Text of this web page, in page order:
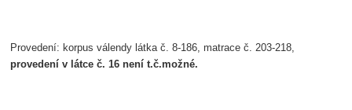
Provedení: korpus válendy látka č. 8-186, matrace č. 203-218,
provedení v látce č. 16 není t.č.možné.